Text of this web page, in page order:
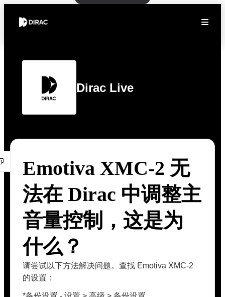
Dirac Live
Emotiva XMC-2 无
法在 Dirac 中调整主
音量控制，这是为
什么？
请尝试以下方法解决问题。查找 Emotiva XMC-2
的设置：